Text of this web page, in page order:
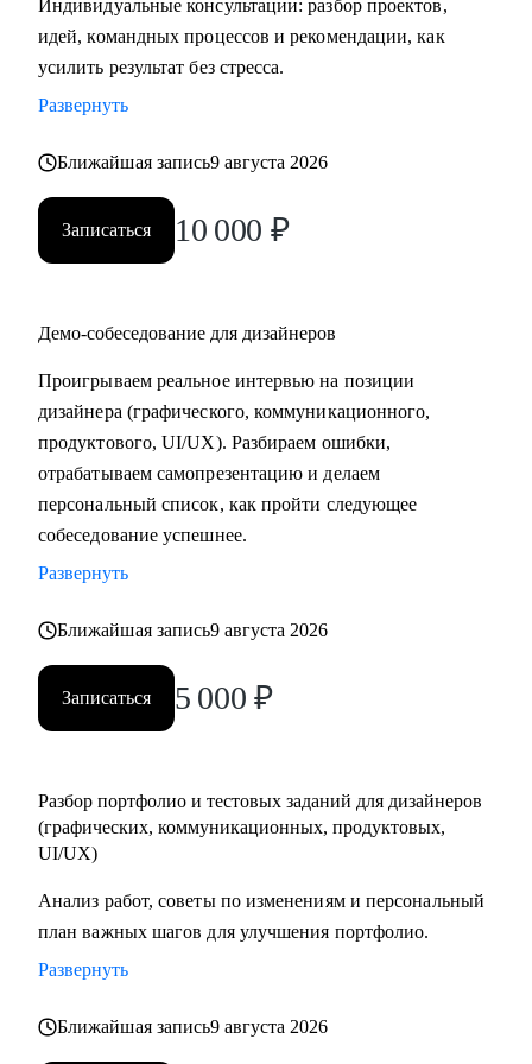
• Помощь в сборке структуры проектов для портфолио
• Карьерная стратегия: куда расти в дизайне и какие
• Разбор рабочих процессов: как работать быстрее и без
лишнего стресса
работы
• Наладить процессы, чтобы работать быстрее и без
• Научиться выдавать идеи, когда «нет вдохновения»
стороны и совет, как усилить проект
Кому могу помочь:
• Начинающим дизайнерам
• Всем, кто готовится к собеседованиям и тестовым
заданиям, чтобы проходить их уверенно, без паники и с
готовым планом
удовольствием, прокачивая процессы и используя ИИ как
помощника
Я хорошо понимаю, почему дизайнеры не проходят
На консультациях даю честную и практическую обратную
связь, без воды и с понятными шагами, что именно
улучшить.
Индивидуальные консультации: разбор проектов,
идей, командных процессов и рекомендации, как
усилить результат без стресса.
Развернуть
Ближайшая запись9 августа 2026
Записаться 10 000 ₽
Демо-собеседование для дизайнеров
Проигрываем реальное интервью на позиции
дизайнера (графического, коммуникационного,
продуктового, UI/UX). Разбираем ошибки,
отрабатываем самопрезентацию и делаем
персональный список, как пройти следующее
собеседование успешнее.
Развернуть
Ближайшая запись9 августа 2026
Записаться 5 000 ₽
Разбор портфолио и тестовых заданий для дизайнеров
(графических, коммуникационных, продуктовых,
UI/UX)
Анализ работ, советы по изменениям и персональный
план важных шагов для улучшения портфолио.
Развернуть
Ближайшая запись9 августа 2026